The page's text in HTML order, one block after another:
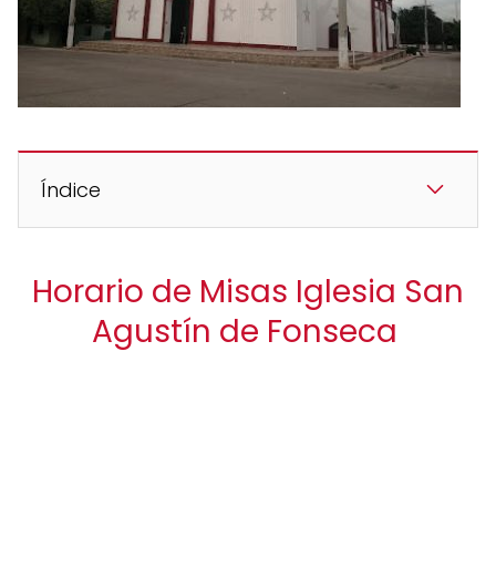
Índice
Horario de Misas Iglesia San
Agustín de Fonseca